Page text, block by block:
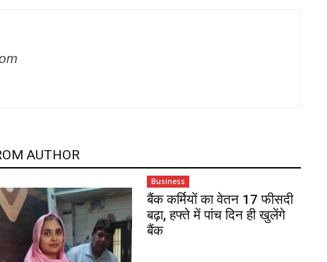
AUTHOR
Business
बैंक कर्मियों का वेतन 17 फीसदी
बढ़ा, हफ्ते में पांच दिन ही खुलेंगे
बैंक